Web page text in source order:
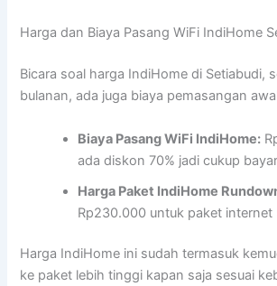
Harga dan Biaya Pasang WiFi IndiHome
Bicara soal harga IndiHome di Setiabudi,
bulanan, ada juga biaya pemasangan
Biaya Pasang WiFi IndiHome:
ada diskon 70% jadi cukup
Harga Paket IndiHome
Rp230.000 untuk paket internet
Harga IndiHome ini sudah termasuk
ke paket lebih tinggi kapan saja sesuai